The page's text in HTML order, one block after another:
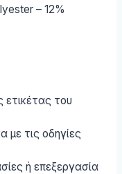
– 12%
ετικέτας του
με τις οδηγίες
ή επεξεργασία